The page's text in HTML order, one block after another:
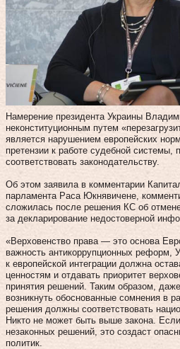
Намерение президента Украины
неконституционным путем
является нарушением европейских
претензии к работе судебной
соответствовать законодательству.
Об этом заявила в комментарии
парламента Раса Юкнявичене,
сложилась после решения КС об отмене
за декларирование недостоверной
«Верховенство права — это основа
важность антикоррупционных реформ,
к европейской интеграции должна
ценностям и отдавать приоритет
принятия решений. Таким образом,
возникнуть обоснованные сомнения в
решения должны соответствовать
Никто не может быть выше закона.
незаконных решений, это создаст
политик.